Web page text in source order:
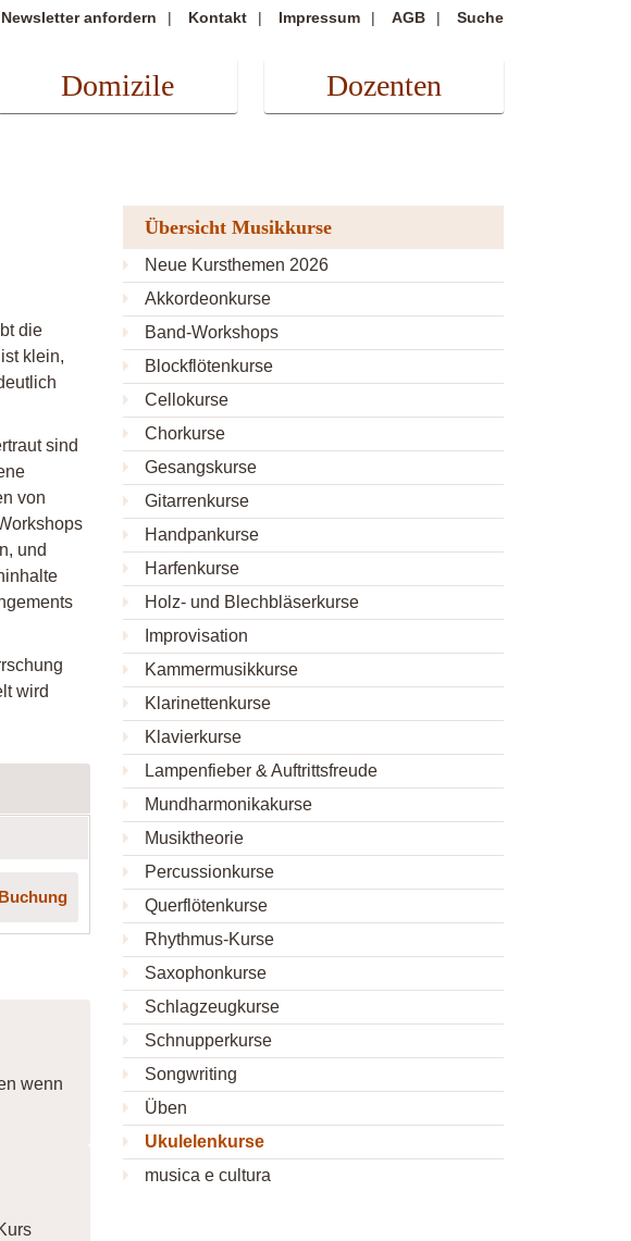
Newsletter anfordern Kontakt Impressum AGB Suche
Domizile Dozenten
die
klein,
sind
von
und
wird
wenn
Übersicht Musikkurse
Neue Kursthemen 2026
Akkordeonkurse
Band-Workshops
Blockflötenkurse
Cellokurse
Chorkurse
Gesangskurse
Gitarrenkurse
Handpankurse
Harfenkurse
Holz- und Blechbläserkurse
Improvisation
Kammermusikkurse
Klarinettenkurse
Klavierkurse
Lampenfieber & Auftrittsfreude
Mundharmonikakurse
Musiktheorie
Percussionkurse
Querflötenkurse
Rhythmus-Kurse
Saxophonkurse
Schlagzeugkurse
Schnupperkurse
Songwriting
Üben
Ukulelenkurse
musica e cultura